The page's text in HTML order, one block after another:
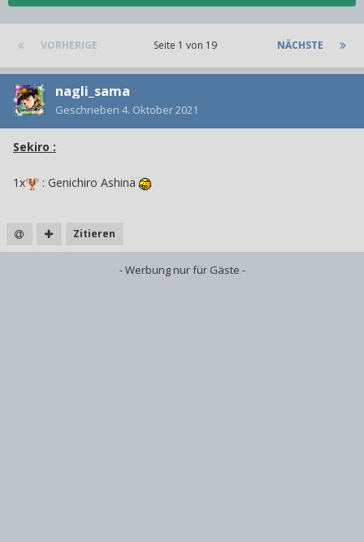
VORHERIGE NÄCHSTE
Seite 1 von 19
nagli_sama
Geschrieben 4. Oktober 2021
Sekiro :
1x : Genichiro Ashina
Zitieren
- Werbung nur für Gäste -